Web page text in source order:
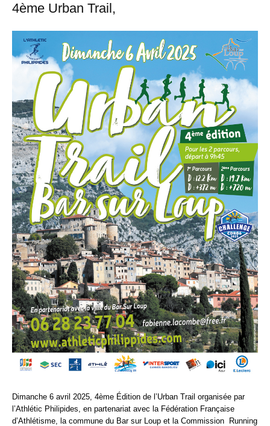
4ème Urban Trail,
Dimanche 6 avril 2025, 4ème Édition de l’Urban Trail organisée par
l’Athlétic Philipides, en partenariat avec la Fédération Française
d’Athlétisme, la commune du Bar sur Loup et la Commission Running